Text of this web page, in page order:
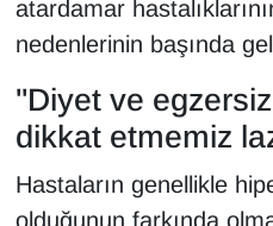
atardamar
nedenlerinin başında
"Diyet ve
dikkat etmemiz
Hastaların genellikle
olduğunun farkında